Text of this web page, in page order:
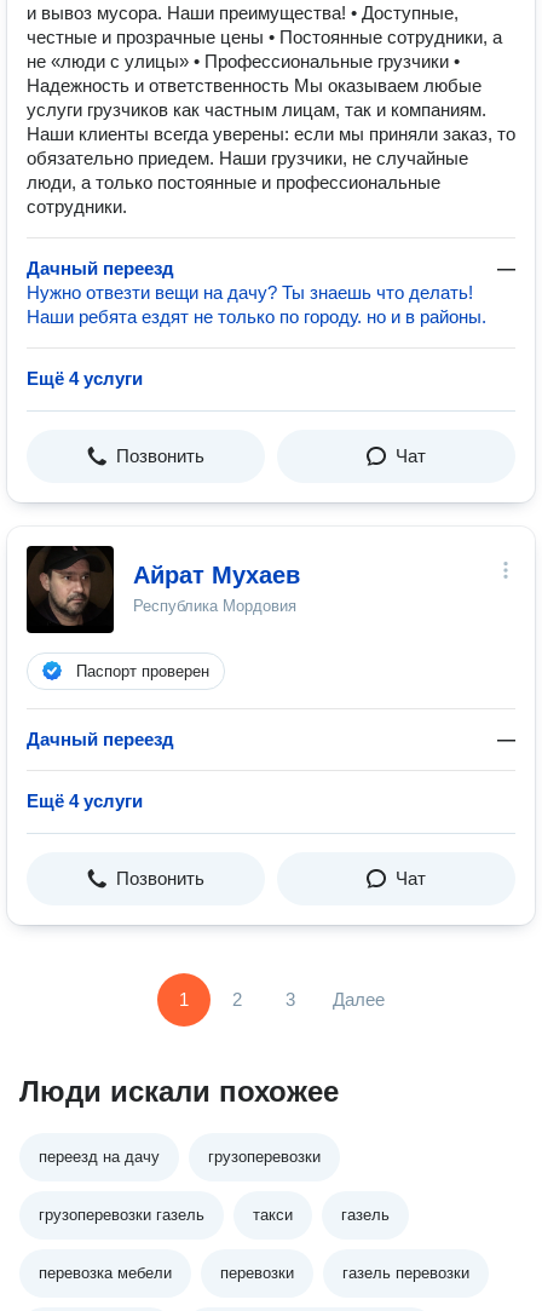
и вывоз мусора. Наши преимущества! • Доступные,
честные и прозрачные цены • Постоянные сотрудники, а
не «люди с улицы» • Профессиональные грузчики •
Надежность и ответственность Мы оказываем любые
услуги грузчиков как частным лицам, так и компаниям.
Наши клиенты всегда уверены: если мы приняли заказ, то
обязательно приедем. Наши грузчики, не случайные
люди, а только постоянные и профессиональные
сотрудники.
Дачный переезд
—
Нужно отвезти вещи на дачу? Ты знаешь что делать!
Наши ребята ездят не только по городу. но и в районы.
Ещё 4 услуги
Позвонить Чат
Айрат Мухаев
Республика Мордовия
Паспорт проверен
Дачный переезд —
Ещё 4 услуги
Позвонить Чат
1 2 3 Далее
Люди искали похожее
переезд на дачу грузоперевозки
грузоперевозки газель такси газель
перевозка мебели перевозки газель перевозки